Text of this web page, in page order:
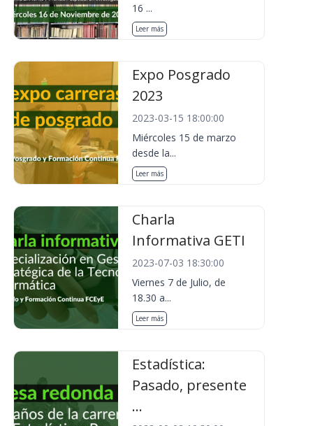
16 ...
Leer más
Expo Posgrado
2023
2023-03-15 18:00:00
Miércoles 15 de marzo
desde la...
Leer más
Charla
Informativa GETI
2023-07-03 18:30:00
Viernes 7 de Julio, de
18.30 a...
Leer más
Estadística:
Pasado, presente
...